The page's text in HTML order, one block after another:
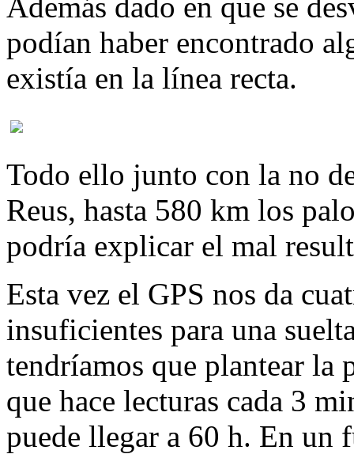
podían haber encontrado
existía en la línea recta.
Todo ello junto con la no
Reus, hasta 580 km los
podría explicar el mal
Esta vez el GPS nos da
insuficientes para una
tendríamos que plantear la
que hace lecturas cada 3
puede llegar a 60 h. En un